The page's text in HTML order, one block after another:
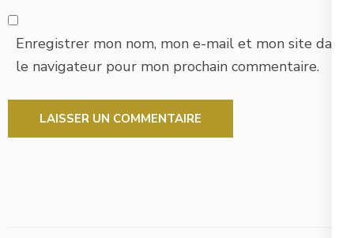
Enregistrer mon nom, mon e-mail et mon site dans
le navigateur pour mon prochain commentaire.